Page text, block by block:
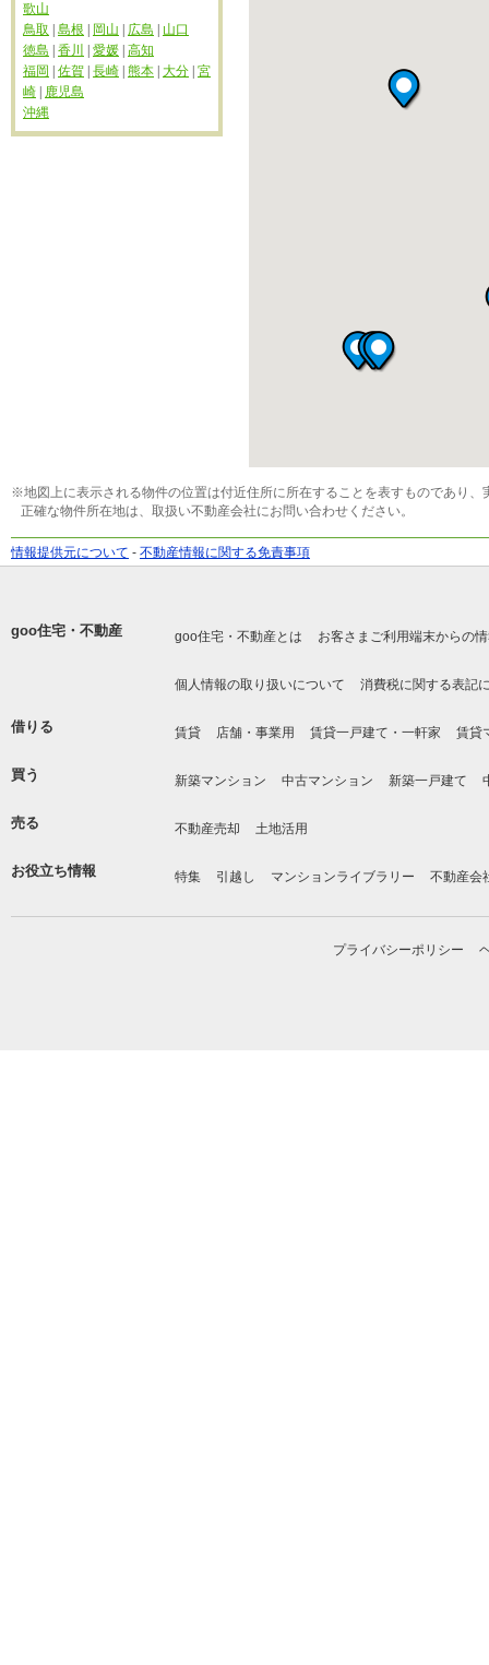
歌山
鳥取
島根 岡山 広島
山口
徳島
香川 愛媛 高知
福岡
佐賀 長崎 熊本 大分 宮
崎
鹿児島
沖縄
※地図上に表示される物件の位置は付近住所に所在することを表すものであり
正確な物件所在地は、取扱い不動産会社にお問い合わせください。
情報提供元について - 不動産情報に関する免責事項
goo住宅・不動産 goo住宅・不動産とは お客さまご利用端末からの
個人情報の取り扱いについて 消費税に関する表記
借りる 賃貸 店舗・事業用 賃貸一戸建て・一軒家 賃貸
買う 新築マンション 中古マンション 新築一戸建て
売る 不動産売却 土地活用
お役立ち情報 特集 引越し マンションライブラリー 不動産会
プライバシーポリシー